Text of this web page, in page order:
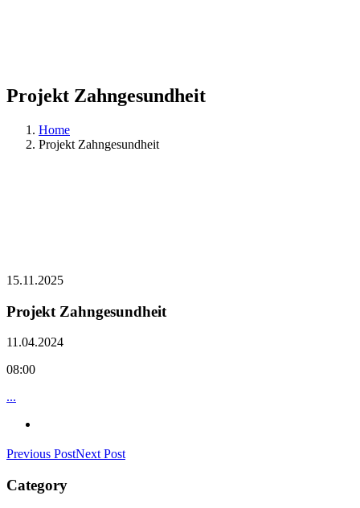
Projekt Zahngesundheit
Home
Projekt Zahngesundheit
15.11.2025
Projekt Zahngesundheit
11.04.2024
08:00
...
Previous PostNext Post
Category